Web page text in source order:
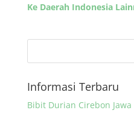
Ke Daerah Indonesia
Informasi Terbaru
Bibit Durian Cirebon Jawa